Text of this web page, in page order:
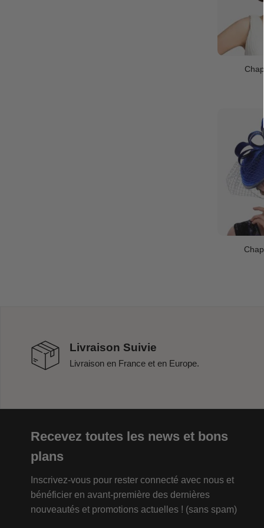
Livraison Suivie
Livraison en France et en Europe.
Recevez toutes les news et bons
plans
Inscrivez-vous pour rester connecté avec nous et
bénéficier en avant-première des dernières
nouveautés et promotions actuelles ! (sans spam)